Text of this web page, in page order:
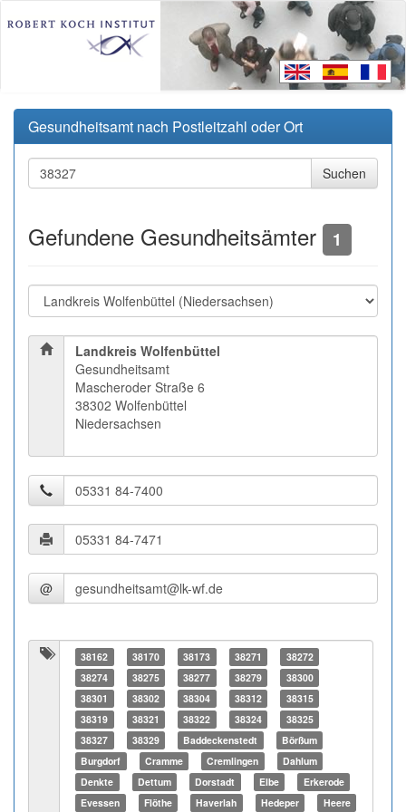
Gesundheitsamt nach Postleitzahl oder Ort
Gefundene Gesundheitsämter 1
Landkreis Wolfenbüttel
Gesundheitsamt
Mascheroder Straße 6
38302 Wolfenbüttel
Niedersachsen
@
38162 38170 38173 38271
38272
38274
38275 38277 38279
38300
38301
38302 38304 38312
38315
38319
38321 38322 38324
38325
38327
38329 Baddeckenstedt
Börßum
Burgdorf
Cramme Cremlingen
Dahlum
Denkte
Dettum Dorstadt Elbe
Erkerode
Evessen
Flöthe Haverlah Hedeper Heere